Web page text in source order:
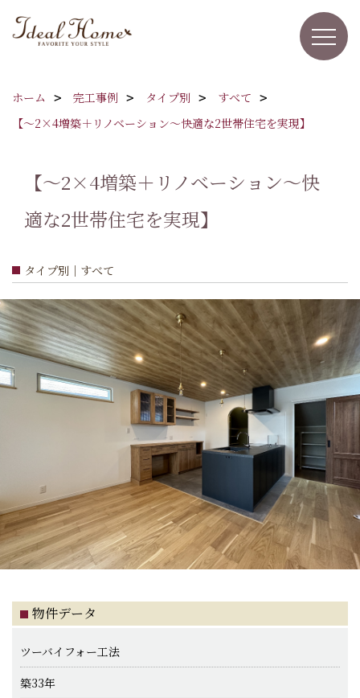
ホーム 完工事例 タイプ別
すべて
【～2×4増築＋リノベーション～快適な2世帯住宅を実現】
【～2×4増築＋リノベーション～快
適な2世帯住宅を実現】
タイプ別｜すべて
物件データ
ツーバイフォー工法
築33年